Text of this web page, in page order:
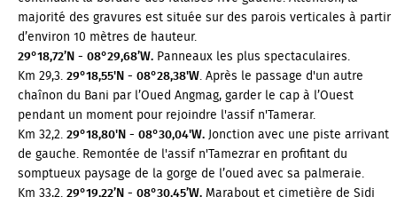
majorité des gravures est située sur des parois verticales à partir
d’environ 10 mètres de hauteur.
29°18,72’N - 08°29,68’W. Panneaux les plus spectaculaires.
Km 29,3.29°18,55'N - 08°28,38'W. Après le passage d'un autre
chaînon du Bani par l’Oued Angmag, garder le cap à l’Ouest
pendant un moment pour rejoindre l'assif n'Tamerar.
Km 32,2.29°18,80'N - 08°30,04'W.Jonction avec une piste arrivant
de gauche. Remontée de l'assif n'Tamezrar en profitant du
somptueux paysage de la gorge de l’oued avec sa palmeraie.